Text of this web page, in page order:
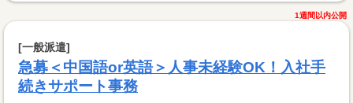
1週間以内公開
[一般派遣]
急募＜中国語or英語＞人事未経験OK！入社手
続きサポート事務